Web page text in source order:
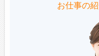
お仕事の